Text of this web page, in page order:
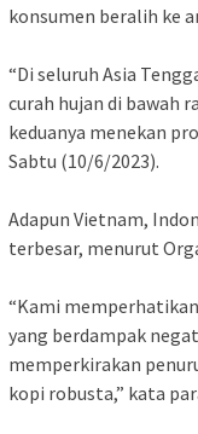
konsumen beralih ke
“Di seluruh Asia
curah hujan di bawah
keduanya menekan
Sabtu (10/6/2023).
Adapun Vietnam,
terbesar, menurut
“Kami
yang berdampak
memperkirakan
kopi robusta,” kata